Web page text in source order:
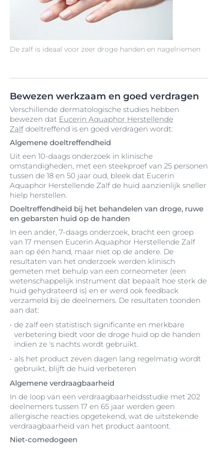
De zalf is ideaal voor zeer droge handen en nagelriemen
Bewezen werkzaam en goed verdragen
Verschillende dermatologische studies hebben
bewezen dat Eucerin Aquaphor Herstellende
Zalfdoeltreffend is en goed verdragen wordt:
Algemene doeltreffendheid
Uit een 10-daags onderzoek in klinische
omstandigheden, met een steekproef van 25 personen
tussen de 18 en 50 jaar oud, bleek dat Eucerin
Aquaphor Herstellende Zalf de huid aanzienlijk sneller
hielp herstellen.
Doeltreffendheid bij het behandelen van droge, ruwe
en gebarsten huid op de handen
In een ander, 7-daags onderzoek, bracht een groep
van 17 mensen Eucerin Aquaphor Herstellende Zalf
aan op één hand, maar niet op de andere. De
resultaten van het onderzoek werden klinisch
gemeten met behulp van een corneometer (een
wetenschappelijk instrument dat bepaalt hoe sterk de
huid gehydrateerd is) en er werd ook feedback
verzameld bij de deelnemers. De resultaten toonden
aan dat:
de zalf een statistisch significante en merkbare
verbetering biedt voor de droge huid op de handen
indien ze 's nachts wordt gebruikt.
als het product zeven dagen lang regelmatig wordt
gebruikt, blijft de huid verbeteren
Algemene verdraagbaarheid
In de loop van een verdraagbaarheidsstudie met 202
deelnemers tussen 17 en 65 jaar werden geen
allergische reacties opgetekend, wat de uitstekende
verdraagbaarheid van het product aantoont.
Niet-comedogeen